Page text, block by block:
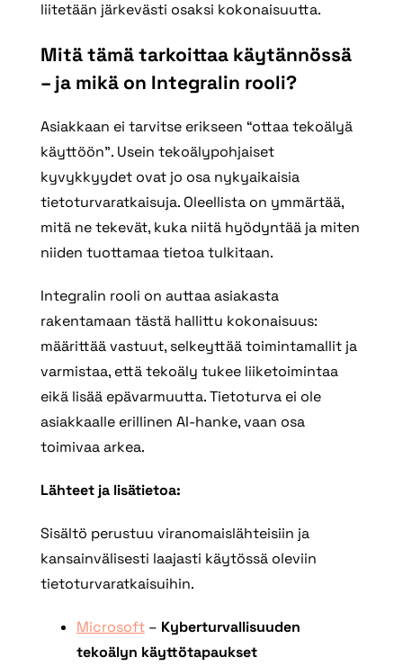
liitetään järkevästi osaksi kokonaisuutta.
Mitä tämä tarkoittaa käytännössä
– ja mikä on Integralin rooli?
Asiakkaan ei tarvitse erikseen “ottaa tekoälyä
käyttöön”. Usein tekoälypohjaiset
kyvykkyydet ovat jo osa nykyaikaisia
tietoturvaratkaisuja. Oleellista on ymmärtää,
mitä ne tekevät, kuka niitä hyödyntää ja miten
niiden tuottamaa tietoa tulkitaan.
Integralin rooli on auttaa asiakasta
rakentamaan tästä hallittu kokonaisuus:
määrittää vastuut, selkeyttää toimintamallit ja
varmistaa, että tekoäly tukee liiketoimintaa
eikä lisää epävarmuutta. Tietoturva ei ole
asiakkaalle erillinen AI‑hanke, vaan osa
toimivaa arkea.
Lähteet ja lisätietoa:
Sisältö perustuu viranomaislähteisiin ja
kansainvälisesti laajasti käytössä oleviin
tietoturvaratkaisuihin.
Microsoft– Kyberturvallisuuden
tekoälyn käyttötapaukset